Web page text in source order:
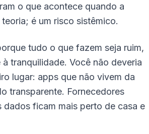
o que acontece quando a
é um risco sistêmico.
tudo o que fazem seja ruim,
tranquilidade. Você não deveria
lugar: apps que não vivem da
transparente. Fornecedores
dados ficam mais perto de casa e